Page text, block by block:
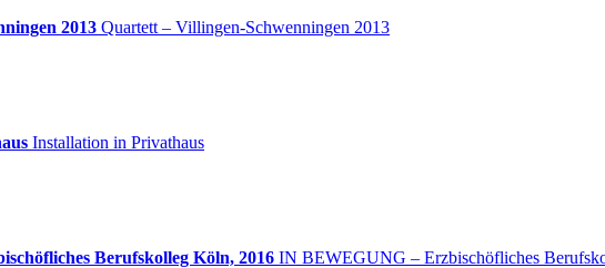
2013 Quartett – Villingen-Schwenningen 2013
Installation in Privathaus
Berufskolleg Köln, 2016 IN BEWEGUNG – Erzbischöfliches